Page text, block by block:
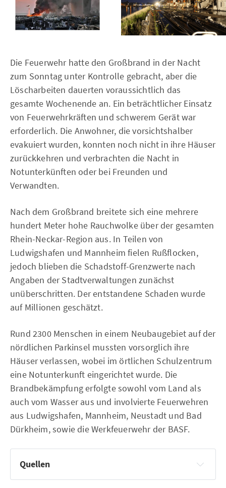
Die Feuerwehr hatte den Großbrand in der Nacht
zum Sonntag unter Kontrolle gebracht, aber die
Löscharbeiten dauerten voraussichtlich das
gesamte Wochenende an. Ein beträchtlicher Einsatz
von Feuerwehrkräften und schwerem Gerät war
erforderlich. Die Anwohner, die vorsichtshalber
evakuiert wurden, konnten noch nicht in ihre Häuser
zurückkehren und verbrachten die Nacht in
Notunterkünften oder bei Freunden und
Verwandten.
Nach dem Großbrand breitete sich eine mehrere
hundert Meter hohe Rauchwolke über der gesamten
Rhein-Neckar-Region aus. In Teilen von
Ludwigshafen und Mannheim fielen Rußflocken,
jedoch blieben die Schadstoff-Grenzwerte nach
Angaben der Stadtverwaltungen zunächst
unüberschritten. Der entstandene Schaden wurde
auf Millionen geschätzt.
Rund 2300 Menschen in einem Neubaugebiet auf der
nördlichen Parkinsel mussten vorsorglich ihre
Häuser verlassen, wobei im örtlichen Schulzentrum
eine Notunterkunft eingerichtet wurde. Die
Brandbekämpfung erfolgte sowohl vom Land als
auch vom Wasser aus und involvierte Feuerwehren
aus Ludwigshafen, Mannheim, Neustadt und Bad
Dürkheim, sowie die Werkfeuerwehr der BASF.
Quellen
Cyclex